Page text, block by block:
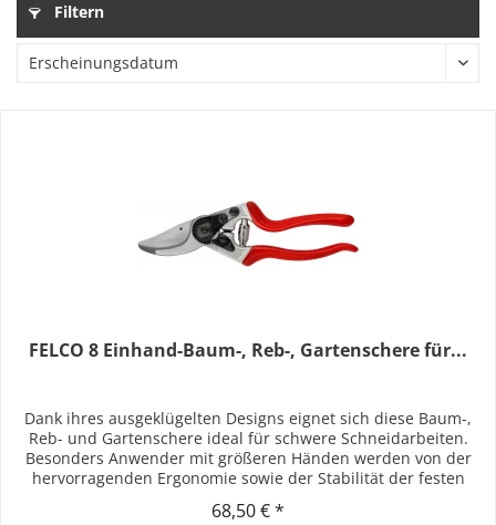
Filtern
FELCO 8 Einhand-Baum-, Reb-, Gartenschere für...
Dank ihres ausgeklügelten Designs eignet sich diese Baum-,
Reb- und Gartenschere ideal für schwere Schneidarbeiten.
Besonders Anwender mit größeren Händen werden von der
hervorragenden Ergonomie sowie der Stabilität der festen
68,50 € *